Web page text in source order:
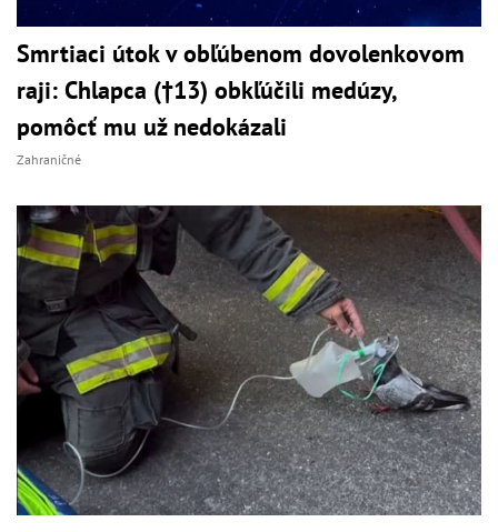
Smrtiaci útok v obľúbenom dovolenkovom
raji: Chlapca (†13) obkľúčili medúzy,
pomôcť mu už nedokázali
Zahraničné